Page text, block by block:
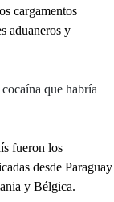
cargamentos
aduaneros y
que habría
fueron los
desde Paraguay
y Bélgica.